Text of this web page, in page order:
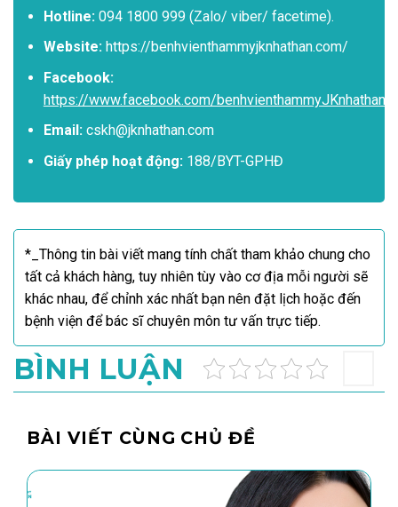
Hotline:094 1800 999 (Zalo/ viber/ facetime).
Website:https://benhvienthammyjknhathan.com/
Facebook:
https://www.facebook.com/benhvienthammyJKnhathan
Email:cskh@jknhathan.com
Giấy phép hoạt động:188/BYT-GPHĐ
*_Thông tin bài viết mang tính chất tham khảo chung cho
tất cả khách hàng, tuy nhiên tùy vào cơ địa mỗi người sẽ
khác nhau, để chỉnh xác nhất bạn nên đặt lịch hoặc đến
bệnh viện để bác sĩ chuyên môn tư vấn trực tiếp.
BÌNH LUẬN
BÀI VIẾT CÙNG CHỦ ĐỀ